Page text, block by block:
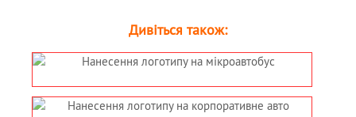
Дивіться також: